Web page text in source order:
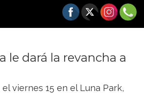
le dará la revancha a
viernes 15 en el Luna Park,